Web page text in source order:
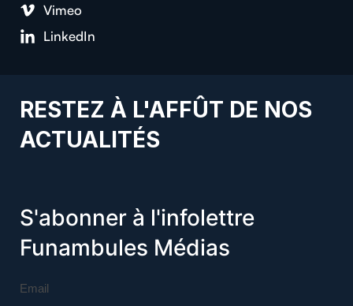
Vimeo
LinkedIn
RESTEZ À L'AFFÛT DE NOS
ACTUALITÉS
S'abonner à l'infolettre
Funambules Médias
Email